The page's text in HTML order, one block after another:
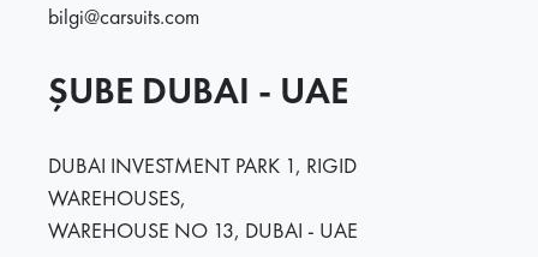
bilgi@carsuits.com
ŞUBE DUBAI - UAE
DUBAI INVESTMENT PARK 1, RIGID
WAREHOUSES,
WAREHOUSE NO 13, DUBAI - UAE